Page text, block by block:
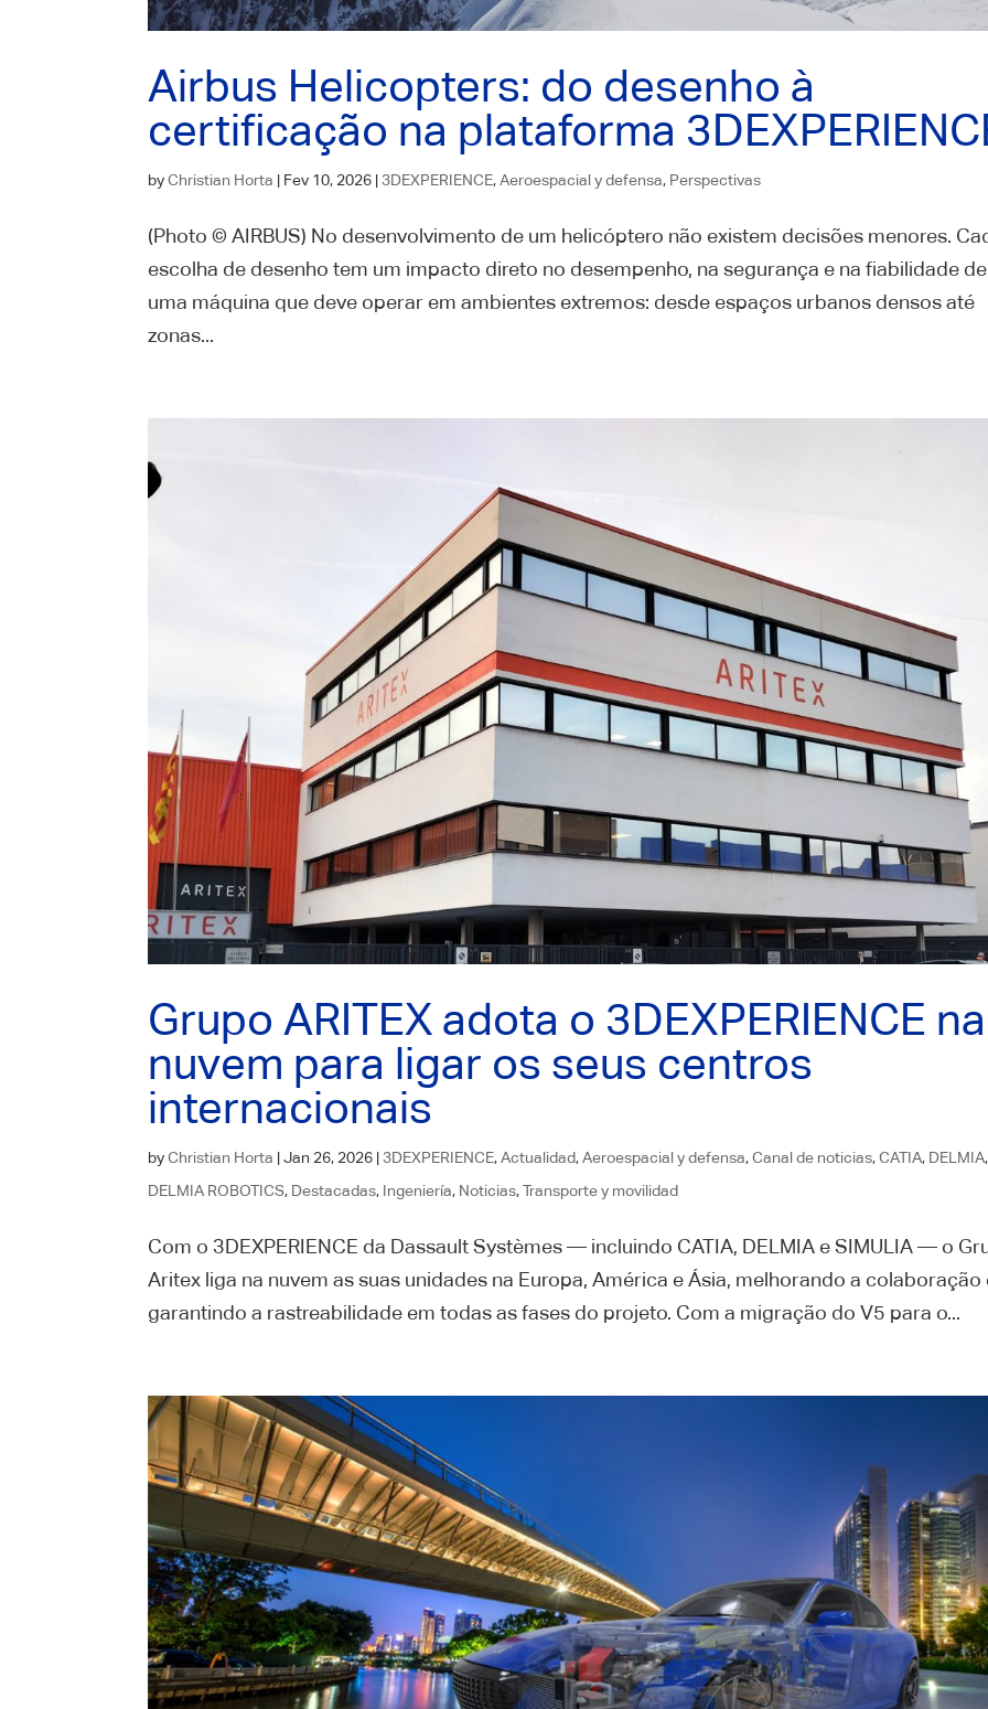
Airbus Helicopters: do desenho à
certificação na plataforma
byChristian Horta | Fev 10, 2026 |3DEXPERIENCE,Aeroespacial y defensa, Perspectivas
(Photo © AIRBUS) No desenvolvimento de um helicóptero não existem decisões menores.
escolha de desenho tem um impacto direto no desempenho, na segurança e na fiabilidade de
uma máquina que deve operar em ambientes extremos: desde espaços urbanos densos até
zonas...
Grupo ARITEX adota o 3DEXPERIENCE na
nuvem para ligar os seus centros
internacionais
byChristian Horta |Jan 26, 2026 |3DEXPERIENCE,Actualidad,Aeroespacial y defensa,Canal de noticias,CATIA, DELMIA,
DELMIA ROBOTICS, Destacadas, Ingeniería, Noticias,Transporte y movilidad
Com o 3DEXPERIENCE da Dassault Systèmes — incluindo CATIA, DELMIA e SIMULIA — o
Aritex liga na nuvem as suas unidades na Europa, América e Ásia, melhorando a colaboração
garantindo a rastreabilidade em todas as fases do projeto. Com a migração do V5 para o...